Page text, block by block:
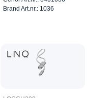
Brand Art.nr.: 1036